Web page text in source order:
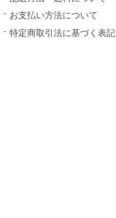
お支払い方法について
特定商取引法に基づく表記